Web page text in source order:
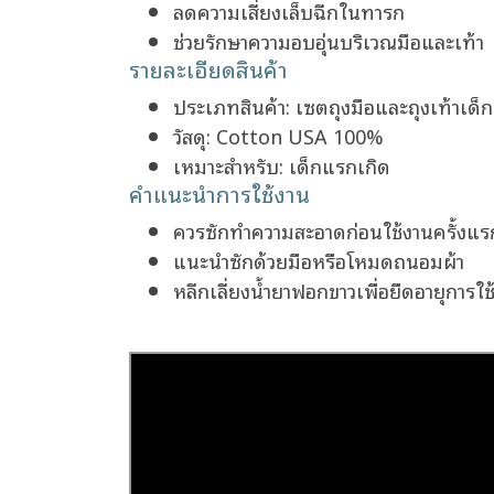
ลดความเสี่ยงเล็บฉีกในทารก
ช่วยรักษาความอบอุ่นบริเวณมือและเท้า
รายละเอียดสินค้า
ประเภทสินค้า: เซตถุงมือและถุงเท้าเด็
วัสดุ: Cotton USA 100%
เหมาะสำหรับ: เด็กแรกเกิด
คำแนะนำการใช้งาน
ควรซักทำความสะอาดก่อนใช้งานครั้งแ
แนะนำซักด้วยมือหรือโหมดถนอมผ้า
หลีกเลี่ยงน้ำยาฟอกขาวเพื่อยืดอายุการใ